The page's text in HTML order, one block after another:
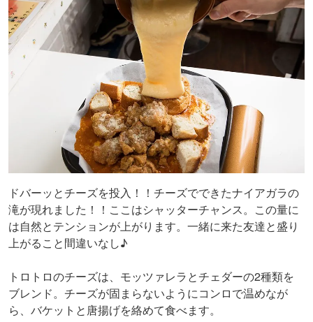
ドバーッとチーズを投入！！チーズでできたナイアガラの
滝が現れました！！ここはシャッターチャンス。この量に
は自然とテンションが上がります。一緒に来た友達と盛り
上がること間違いなし♪
トロトロのチーズは、モッツァレラとチェダーの2種類を
ブレンド。チーズが固まらないようにコンロで温めなが
ら、バケットと唐揚げを絡めて食べます。